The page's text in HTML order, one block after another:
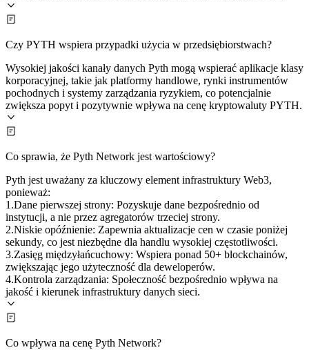
Czy PYTH wspiera przypadki użycia w przedsiębiorstwach?
Wysokiej jakości kanały danych Pyth mogą wspierać aplikacje klasy
korporacyjnej, takie jak platformy handlowe, rynki instrumentów
pochodnych i systemy zarządzania ryzykiem, co potencjalnie
zwiększa popyt i pozytywnie wpływa na cenę kryptowaluty PYTH.
Co sprawia, że Pyth Network jest wartościowy?
Pyth jest uważany za kluczowy element infrastruktury Web3,
ponieważ:
1.Dane pierwszej strony: Pozyskuje dane bezpośrednio od
instytucji, a nie przez agregatorów trzeciej strony.
2.Niskie opóźnienie: Zapewnia aktualizacje cen w czasie poniżej
sekundy, co jest niezbędne dla handlu wysokiej częstotliwości.
3.Zasięg międzyłańcuchowy: Wspiera ponad 50+ blockchainów,
zwiększając jego użyteczność dla deweloperów.
4.Kontrola zarządzania: Społeczność bezpośrednio wpływa na
jakość i kierunek infrastruktury danych sieci.
Co wpływa na cenę Pyth Network?